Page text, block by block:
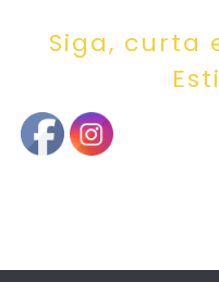
Siga, curta